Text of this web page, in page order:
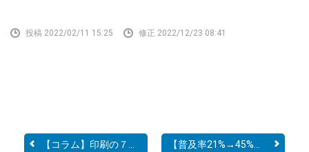
投稿 2022/02/11 15:25 修正 2022/12/23 08:41
【コラム】印刷の７つ道具①